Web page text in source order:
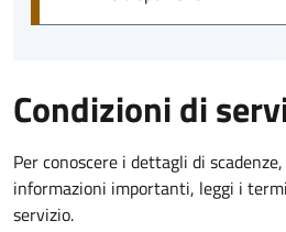
Condizioni di
Per conoscere i dettagli di
informazioni importanti, leggi i
servizio.